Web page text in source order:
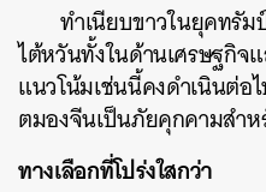
ทำเนียบขาวในยุคทรั
ไต้หวันทั้งในด้านเศรษฐกิจ
แนวโน้มเช่นนี้คงดำเนินต่อ
ตมองจีนเป็นภัยคุกคามสำห
ทางเลือกที่โปร่งใสกว่า